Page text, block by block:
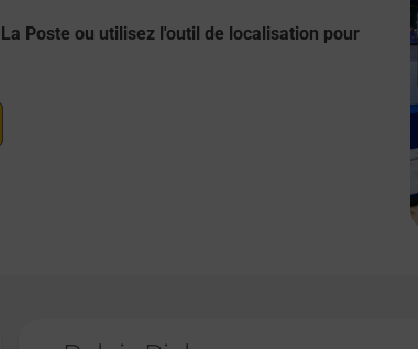
Poste ou utilisez l'outil de localisation pour